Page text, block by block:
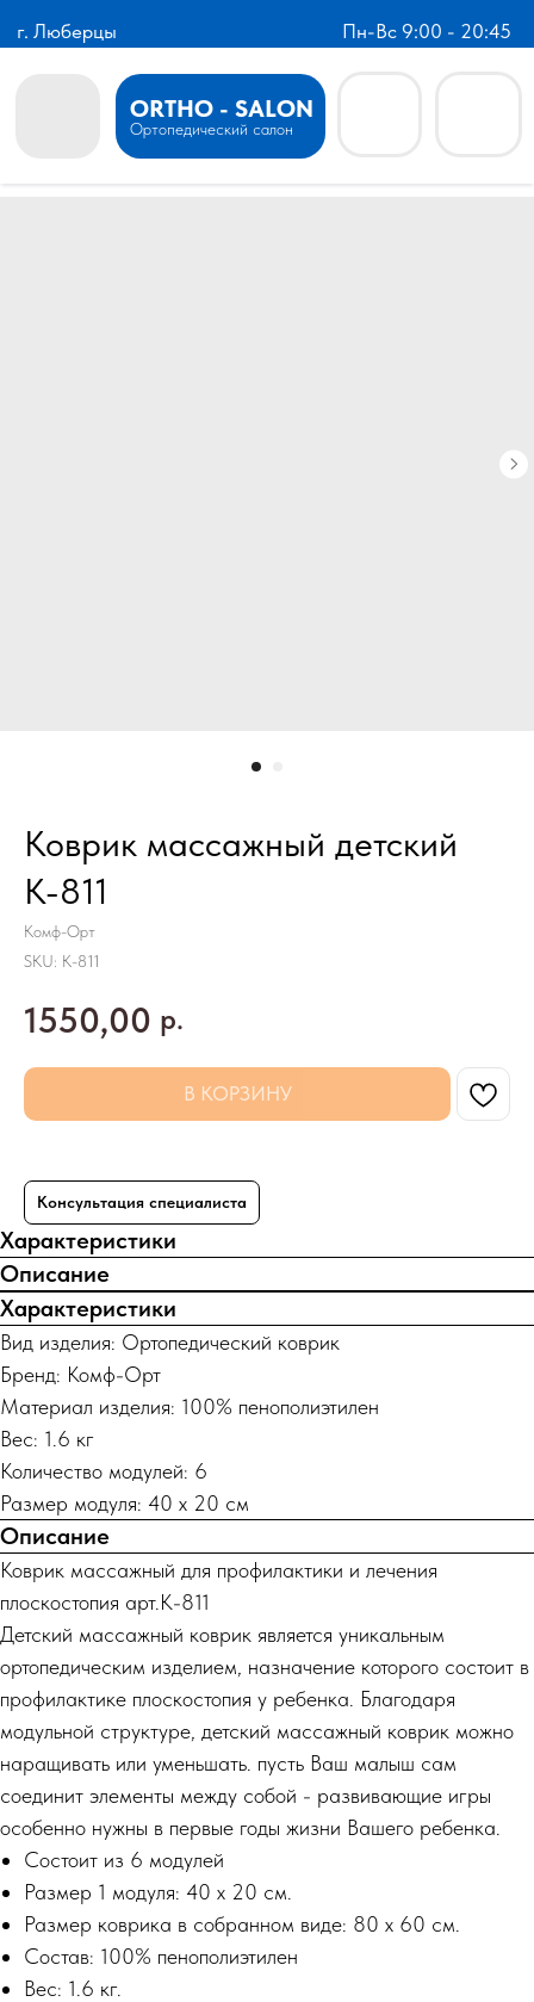
г. Люберцы Пн-Вс 9:00 - 20:45
ORTHO - SALON
Ортопедический салон
Коврик массажный детский
К-811
Комф-Орт
SKU: К-811
1550,00 р.
В КОРЗИНУ
Консультация специалиста
Характеристики
Описание
Характеристики
Вид изделия: Ортопедический коврик
Бренд: Комф-Орт
Материал изделия: 100% пенополиэтилен
Вес: 1.6 кг
Количество модулей: 6
Размер модуля: 40 х 20 см
Описание
Коврик массажный для профилактики и лечения
плоскостопия арт.К-811
Детский массажный коврик является уникальным
ортопедическим изделием, назначение которого состоит в
профилактике плоскостопия у ребенка. Благодаря
модульной структуре, детский массажный коврик можно
наращивать или уменьшать. пусть Ваш малыш сам
соединит элементы между собой - развивающие игры
особенно нужны в первые годы жизни Вашего ребенка.
Состоит из 6 модулей
Размер 1 модуля: 40 х 20 см.
Размер коврика в собранном виде: 80 х 60 см.
Состав: 100% пенополиэтилен
Вес: 1.6 кг.